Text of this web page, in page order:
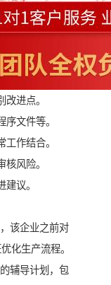
进点。
文件等。
作结合。
风险。
议。
该企业之前对
化生产流程。
辅导计划，包